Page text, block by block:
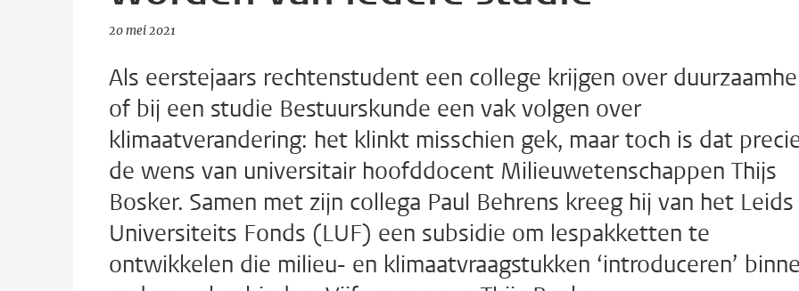
20 mei 2021
Als eerstejaars rechtenstudent een college krijgen over
of bij een studie Bestuurskunde een vak volgen over
klimaatverandering: het klinkt misschien gek, maar toch is dat
de wens van universitair hoofddocent Milieuwetenschappen Thijs
Bosker. Samen met zijn collega Paul Behrens kreeg hij van het Leids
Universiteits Fonds (LUF) een subsidie om lespakketten te
ontwikkelen die milieu- en klimaatvraagstukken ‘introduceren’